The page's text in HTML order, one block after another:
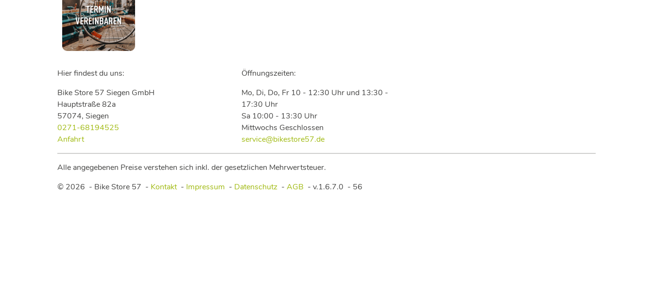
Hier findest du uns:
Bike Store 57 Siegen GmbH
Hauptstraße 82a
57074, Siegen
0271-68194525
Anfahrt
Öffnungszeiten:
Mo, Di, Do, Fr 10 - 12:30 Uhr und 13:30 -
17:30 Uhr
Sa 10:00 - 13:30 Uhr
Mittwochs Geschlossen
service@bikestore57.de
Alle angegebenen Preise verstehen sich inkl. der gesetzlichen Mehrwertsteuer.
© 2026 - Bike Store 57 - Kontakt- Impressum - Datenschutz - AGB - v.1.6.7.0 - 56